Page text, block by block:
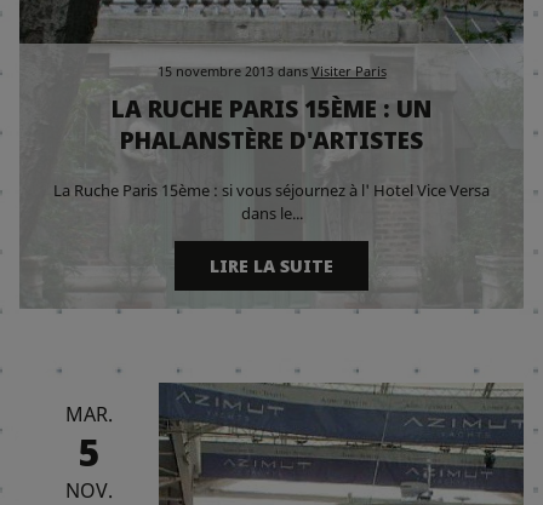
15 novembre 2013 dans Visiter Paris
LA RUCHE PARIS 15ÈME : UN
PHALANSTÈRE D'ARTISTES
La Ruche Paris 15ème : si vous séjournez à l' Hotel Vice Versa
dans le...
LIRE LA SUITE
MAR.
5
NOV.